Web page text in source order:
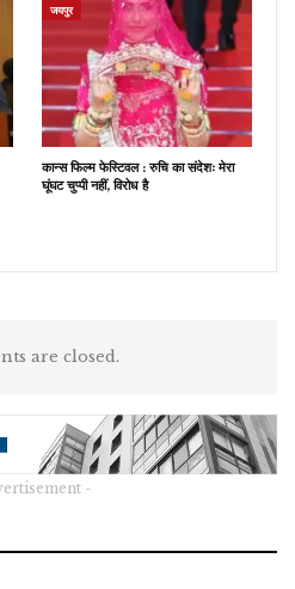
जयपुर
कान्स फिल्म फेस्टिवल : रुचि का संदेशः मेरा
घूंघट चुप्पी नहीं, विरोध है
are closed.
-